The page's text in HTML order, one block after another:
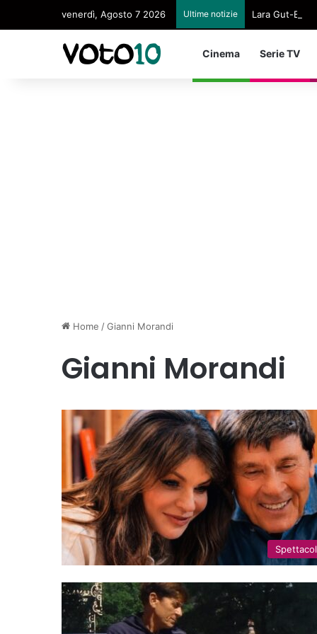
venerdì, Agosto 7 2026 Ultime notizie Lara Gut-
Cinema Serie TV
Home /Gianni Morandi
Gianni Morandi